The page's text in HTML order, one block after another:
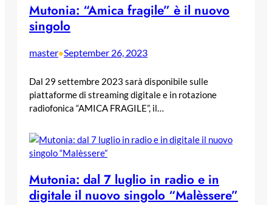
Mutonia: “Amica fragile” è il nuovo
singolo
master•September 26, 2023
Dal 29 settembre 2023 sarà disponibile sulle
piattaforme di streaming digitale e in rotazione
radiofonica “AMICA FRAGILE”, il…
Mutonia: dal 7 luglio in radio e in
digitale il nuovo singolo “Malèssere”